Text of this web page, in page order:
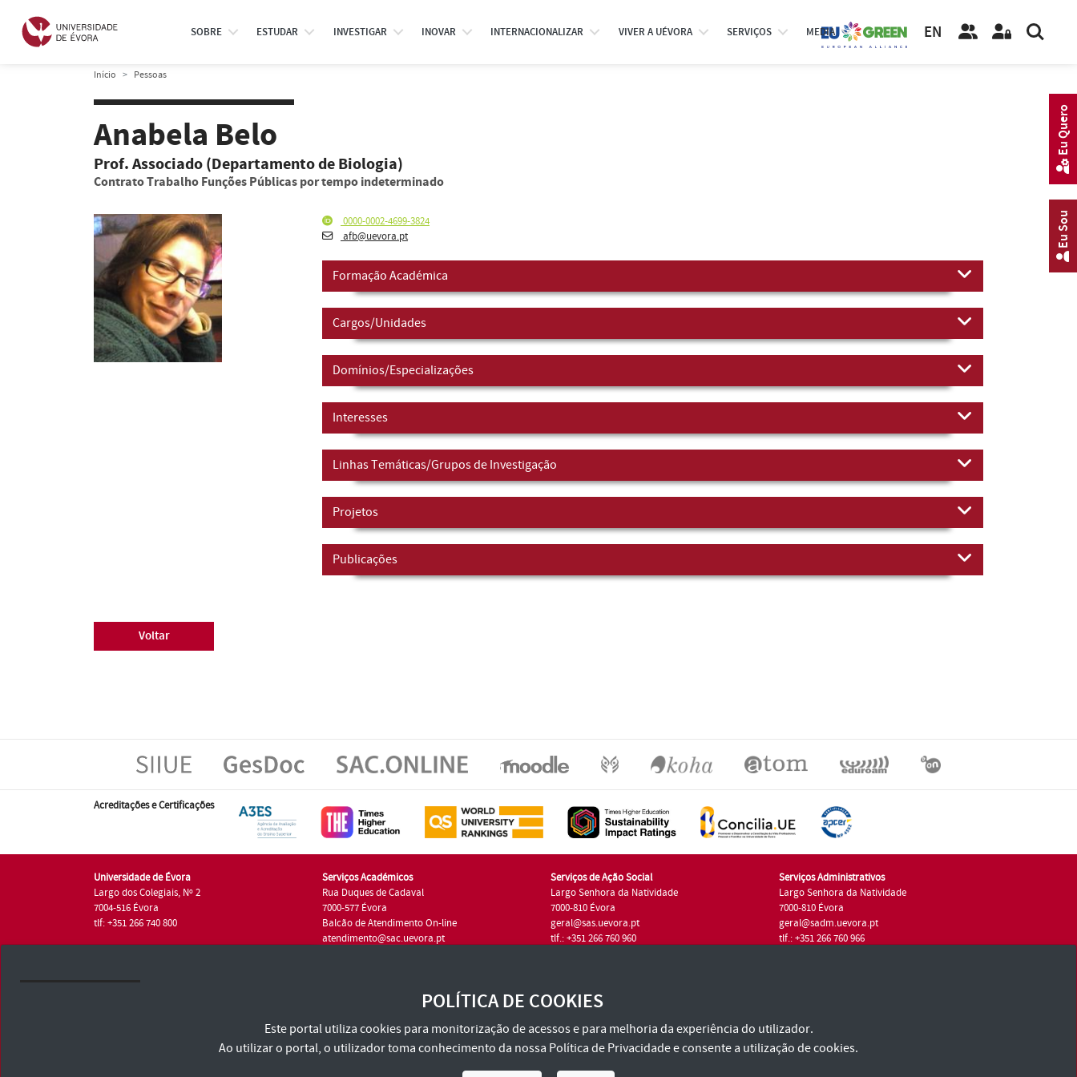
SOBRE ESTUDAR INVESTIGAR INOVAR INTERNACIONALIZAR VIVER A UÉVORA SERVIÇOS MEDIA EN
Início Pessoas
Anabela Belo
Prof. Associado (Departamento de Biologia)
Contrato Trabalho Funções Públicas por tempo indeterminado
0000-0002-4699-3824
afb@uevora.pt
Formação Académica
Cargos/Unidades
Domínios/Especializações
Interesses
Linhas Temáticas/Grupos de Investigação
Projetos
Publicações
Voltar
Acreditações e Certificações
Universidade de Évora
Largo dos Colegiais, Nº 2
7004-516 Évora
tlf: +351 266 740 800
Serviços Académicos
Rua Duques de Cadaval
7000-577 Évora
Balcão de Atendimento On-line
atendimento@sac.uevora.pt
Serviços de Ação Social
Largo Senhora da Natividade
7000-810 Évora
geral@sas.uevora.pt
tlf.: +351 266 760 960
Serviços Administrativos
Largo Senhora da Natividade
7000-810 Évora
geral@sadm.uevora.pt
tlf.: +351 266 760 966
Consulte os Termos e Condições e Política de Privacidade
Eu Sou
Eu Quero
POLÍTICA DE COOKIES
Este portal utiliza cookies para monitorização de acessos e para melhoria da experiência do utilizador.
Ao utilizar o portal, o utilizador toma conhecimento da nossa Política de Privacidadee consente a utilização de cookies.